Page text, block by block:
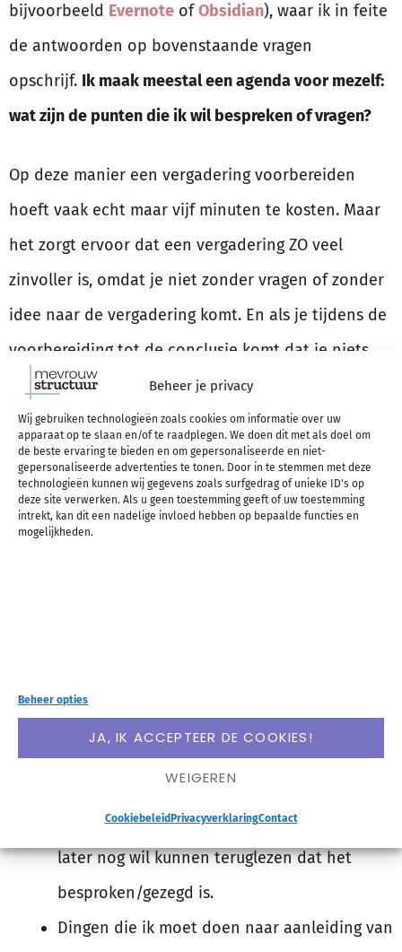
Beheer je privacy
Wij gebruiken technologieën zoals cookies om informatie over uw
apparaat op te slaan en/of te raadplegen. We doen dit met als doel om
de beste ervaring te bieden en om gepersonaliseerde en niet-
gepersonaliseerde advertenties te tonen. Door in te stemmen met deze
technologieën kunnen wij gegevens zoals surfgedrag of unieke ID's op
deze site verwerken. Als u geen toestemming geeft of uw toestemming
intrekt, kan dit een nadelige invloed hebben op bepaalde functies en
mogelijkheden.
Beheer opties
JA, IK ACCEPTEER DE COOKIES!
WEIGEREN
CookiebeleidPrivacyverklaringContact
bijvoorbeeld Evernote ofObsidian), waar ik in feite
de antwoorden op bovenstaande vragen
opschrijf. Ik maak meestal een agenda voor mezelf:
wat zijn de punten die ik wil bespreken of vragen?
Op deze manier een vergadering voorbereiden
hoeft vaak echt maar vijf minuten te kosten. Maar
het zorgt ervoor dat een vergadering ZO veel
zinvoller is, omdat je niet zonder vragen of zonder
idee naar de vergadering komt. En als je tijdens de
voorbereiding tot de conclusie komt dat je niets
hebt om te bespreken – dan kun je de vergadering
afzeggen en bespaar je helemaal tijd.
En zo volg ik een
worden gemaakt.) Om precies te zijn pak ik mijn
pen of toetsenbord erbij als er sprake is van één
van deze 2 dingen:
Dingen die ik niet wil vergeten; waarvan ik
later nog wil kunnen teruglezen dat het
besproken/gezegd is.
Dingen die ik moet doen naar aanleiding van